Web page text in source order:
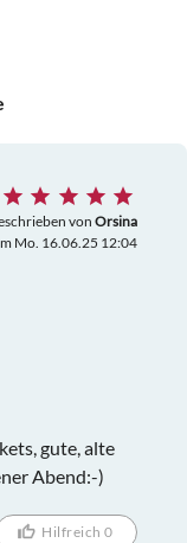
vonOrsina
Mo. 16.06.25 12:04
gute, alte
Abend:-)
Hilfreich 0